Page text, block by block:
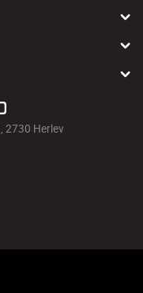
2730 Herlev